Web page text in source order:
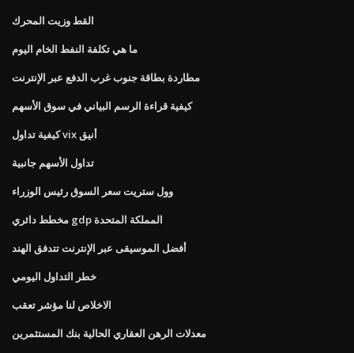
القط وزيت المحرك
ما هي تكلفة النفط الخام اليوم
مطاردة بطاقة جنوب غرب الدفع عبر الإنترنت
كيفية قراءة الرسم البياني في سوق الأسهم
كيفية تداول vix أنيق
تداول الأسهم جانبية
وول ستريت سعر السوق رئيس الوزراء
مخطط دائري gdp المملكة المتحدة
أفضل الموسيقى عبر الإنترنت تتدفق الهند
خطر التداول اليومي
الاخلاص لنا مؤشر تعقب
معدلات الرهن العقاري الحالية بنك المستثمرين